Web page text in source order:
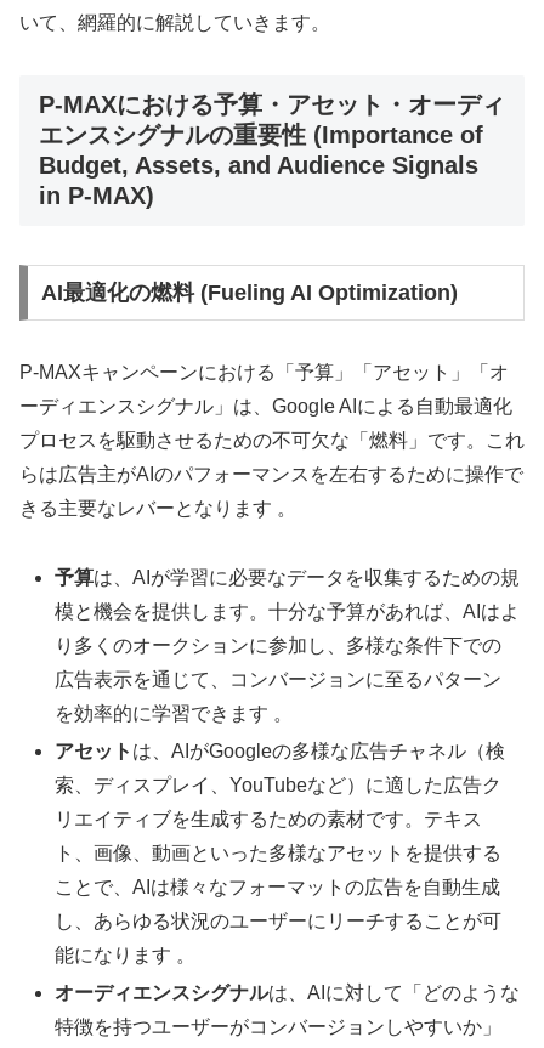
いて、網羅的に解説していきます。
P-MAXにおける予算・アセット・オーディ
エンスシグナルの重要性 (Importance of
Budget, Assets, and Audience Signals
in P-MAX)
AI最適化の燃料 (Fueling AI Optimization)
P-MAXキャンペーンにおける「予算」「アセット」「オ
ーディエンスシグナル」は、Google AIによる自動最適化
プロセスを駆動させるための不可欠な「燃料」です。これ
らは広告主がAIのパフォーマンスを左右するために操作で
きる主要なレバーとなります 。
予算は、AIが学習に必要なデータを収集するための規
模と機会を提供します。十分な予算があれば、AIはよ
り多くのオークションに参加し、多様な条件下での
広告表示を通じて、コンバージョンに至るパターン
を効率的に学習できます 。
アセット は、AIがGoogleの多様な広告チャネル（検
索、ディスプレイ、YouTubeなど）に適した広告ク
リエイティブを生成するための素材です。テキス
ト、画像、動画といった多様なアセットを提供する
ことで、AIは様々なフォーマットの広告を自動生成
し、あらゆる状況のユーザーにリーチすることが可
能になります 。
オーディエンスシグナルは、AIに対して「どのような
特徴を持つユーザーがコンバージョンしやすいか」